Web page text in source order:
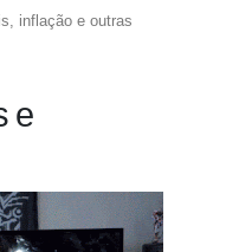
inflação e outras
e